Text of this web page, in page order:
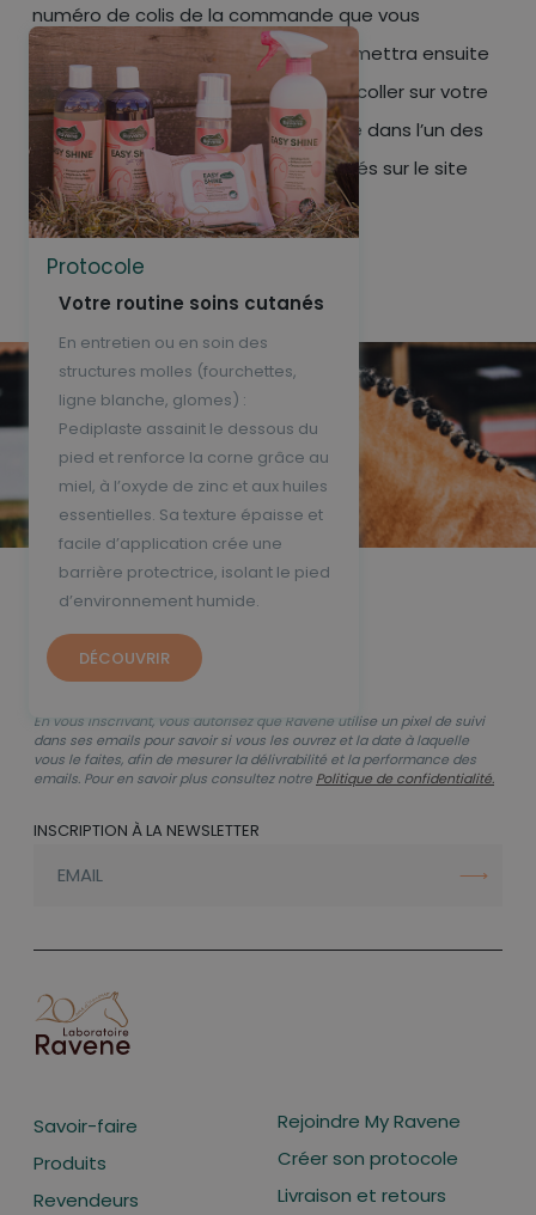
Protocole
Votre routine soins cutanés
En entretien ou en soin des
structures molles (fourchettes,
ligne blanche, glomes) :
Pediplaste assainit le dessous du
pied et renforce la corne grâce au
miel, à l’oxyde de zinc et aux huiles
essentielles. Sa texture épaisse et
facile d’application crée une
barrière protectrice, isolant le pied
d’environnement humide.
DÉCOUVRIR
numéro de colis de la commande que vous
souhaitez retourner, ce qui vous permettra ensuite
d’imprimer le bordereau de retour à coller sur votre
colis. Enfin, le colis devra être déposé dans l’un des
relais du réseau Relais Pick up, indiqués sur le site
internet de DPD :
http://www.dpd.fr/recherche_relais.
Ne ratez rien de
l’actu Ravene
En vous inscrivant, vous autorisez que Ravene utilise un pixel de suivi
dans ses emails pour savoir si vous les ouvrez et la date à laquelle
vous le faites, afin de mesurer la délivrabilité et la performance des
emails. Pour en savoir plus consultez notre Politique de confidentialité.
INSCRIPTION À LA NEWSLETTER
Savoir-faire
Produits
Revendeurs
Rejoindre My Ravene
Créer son protocole
Livraison et retours